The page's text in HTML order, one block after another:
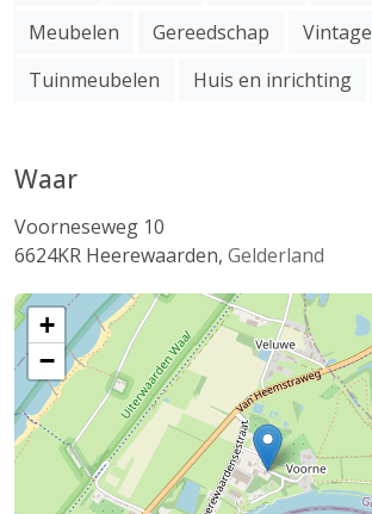
Meubelen
Gereedschap Vintage
Tuinmeubelen
Huis en inrichting
Waar
Voorneseweg 10
6624KR Heerewaarden, Gelderland
+
−